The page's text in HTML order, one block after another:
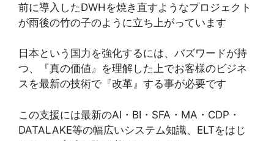
前に導入したDWHを焼き直すようなプロジェクト
が雨後の竹の子のように立ち上がっています
日本という国力を強化するには、バズワードが持
つ、『真の価値』を理解した上でお客様のビジネ
スを最新の技術で『改革』する事が必要です
この支援には最新のAI・BI・SFA・MA・CDP・
DATALAKE等の幅広いシステム知識、ELTをはじ